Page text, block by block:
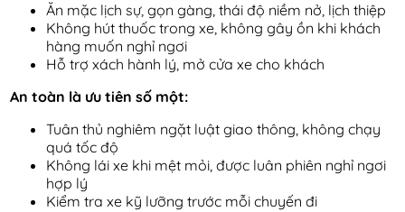
Ăn mặc lịch sự, gọn gàng, thái độ niềm nở, lịch thiệp
Không hút thuốc trong xe, không gây ồn khi khách
hàng muốn nghỉ ngơi
Hỗ trợ xách hành lý, mở cửa xe cho khách
An toàn là ưu tiên số một:
Tuân thủ nghiêm ngặt luật giao thông, không chạy
quá tốc độ
Không lái xe khi mệt mỏi, được luân phiên nghỉ ngơi
hợp lý
Kiểm tra xe kỹ lưỡng trước mỗi chuyến đi